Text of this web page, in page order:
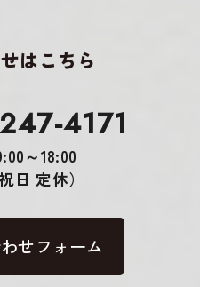
はこちら
4171
～18:00
日 定休）
せフォーム